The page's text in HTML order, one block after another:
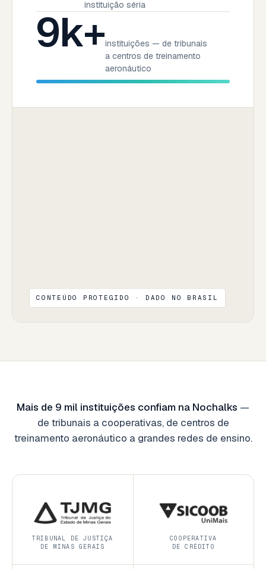
instituição séria
9k+instituições — de tribunais
a centros de treinamento
aeronáutico
CONTEÚDO PROTEGIDO · DADO NO BRASIL
Mais de 9 mil instituições confiam na Nochalks —
de tribunais a cooperativas, de centros de
treinamento aeronáutico a grandes redes de ensino.
TRIBUNAL DE JUSTIÇA
DE MINAS GERAIS
COOPERATIVA
DE CRÉDITO